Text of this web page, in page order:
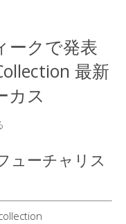
ークで発表
最新
カス
ューチャリス